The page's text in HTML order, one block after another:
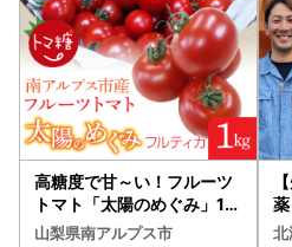
高糖度で甘～い！フルーツ
トマト「太陽のめぐみ」1k
g ALPBI001 | 高糖度 おす
山梨県南アルプス市 北